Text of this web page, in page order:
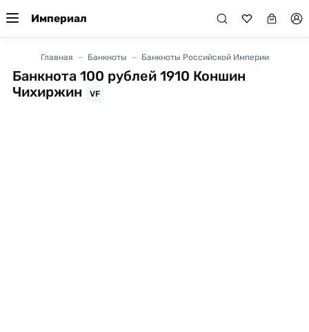
Империал
Главная Банкноты Банкноты Российской Империи
Банкнота 100 рублей 1910 Коншин
Чихиржин
VF